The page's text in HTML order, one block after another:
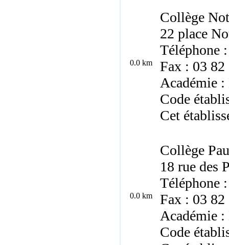
0.0 km
Collège
22 place
Téléphone
Fax : 03 82
Académie
Code
Cet
0.0 km
Collège
18 rue des
Téléphone
Fax : 03 82
Académie
Code